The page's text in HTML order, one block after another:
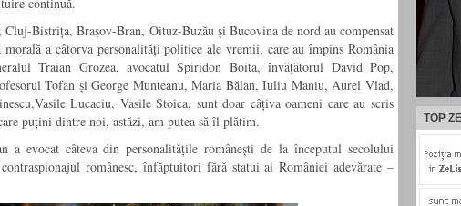
Bistrița, Brașov-Bran, Oituz-Buzău și Bucovina de nord au compensat
morală a câtorva personalități politice ale vremii, care au împins România
Traian Grozea, avocatul Spiridon Boita, învățătorul David Pop,
Tofan și George Munteanu, Maria Bălan, Iuliu Maniu, Aurel Vlad,
Lucaciu, Vasile Stoica, sunt doar câțiva oameni care au scris
puțini dintre noi, astăzi, am putea să îl plătim.
a evocat câteva din personalitățile românești de la începutul secolului
românesc, înfăptuitori fără statui ai României adevărate –
TOP